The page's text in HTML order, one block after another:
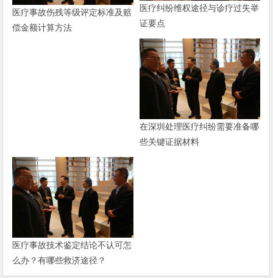
医疗事故伤残等级评定标准及赔
偿金额计算方法
医疗纠纷维权途径与诊疗过失举
证要点
在深圳处理医疗纠纷需要准备哪
些关键证据材料
医疗事故技术鉴定结论不认可怎
么办？有哪些救济途径？